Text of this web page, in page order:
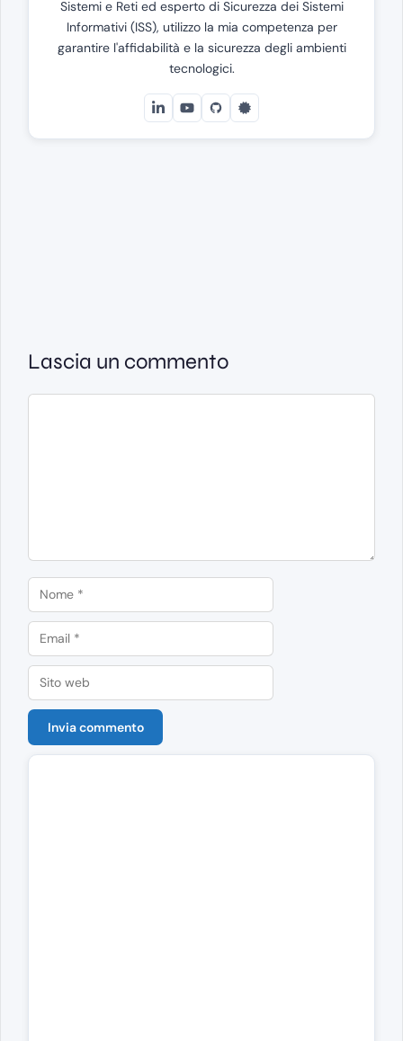
Sistemi e Reti ed esperto di Sicurezza dei Sistemi
Informativi (ISS), utilizzo la mia competenza per
garantire l'affidabilità e la sicurezza degli ambienti
tecnologici.
Lascia un commento
Nome
Email
Sito
web